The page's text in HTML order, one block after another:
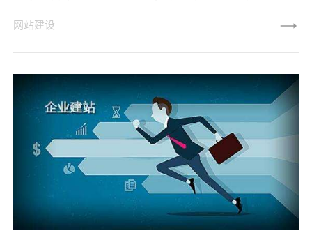
行合理规划。 网站架构规划应该精简。 有的站长为了
吸引用户眼球，设计网站铺张浪费，竟然犯了这样的严重错
乱。 很难找到他们需要的东西。他们只是立即关闭网站，
网站的跳出率会增加。从搜索
网站建设